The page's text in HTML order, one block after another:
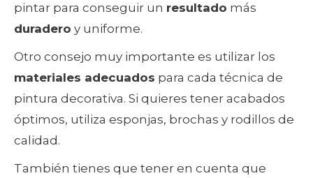
pintar para conseguir un resultado más
duradero y uniforme.
Otro consejo muy importante es utilizar los
materiales adecuados para cada técnica de
pintura decorativa. Si quieres tener acabados
óptimos, utiliza esponjas, brochas y rodillos de
calidad.
También tienes que tener en cuenta que